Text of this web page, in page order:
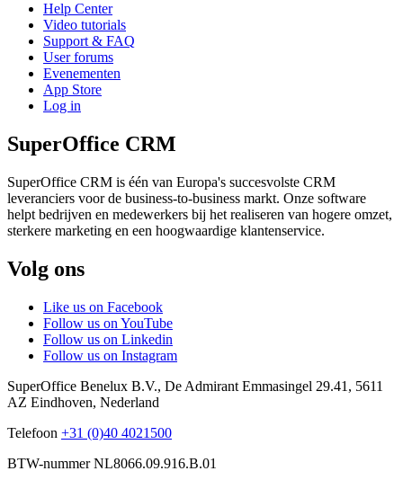
Help Center
Video tutorials
Support & FAQ
User forums
Evenementen
App Store
Log in
SuperOffice CRM
SuperOffice CRM is één van Europa's succesvolste CRM
leveranciers voor de business-to-business markt. Onze software
helpt bedrijven en medewerkers bij het realiseren van hogere omzet,
sterkere marketing en een hoogwaardige klantenservice.
Volg ons
Like us on Facebook
Follow us on YouTube
Follow us on Linkedin
Follow us on Instagram
SuperOffice Benelux B.V., De Admirant Emmasingel 29.41 , 5611
AZ Eindhoven, Nederland
Telefoon +31 (0)40 4021500
BTW-nummer NL8066.09.916.B.01